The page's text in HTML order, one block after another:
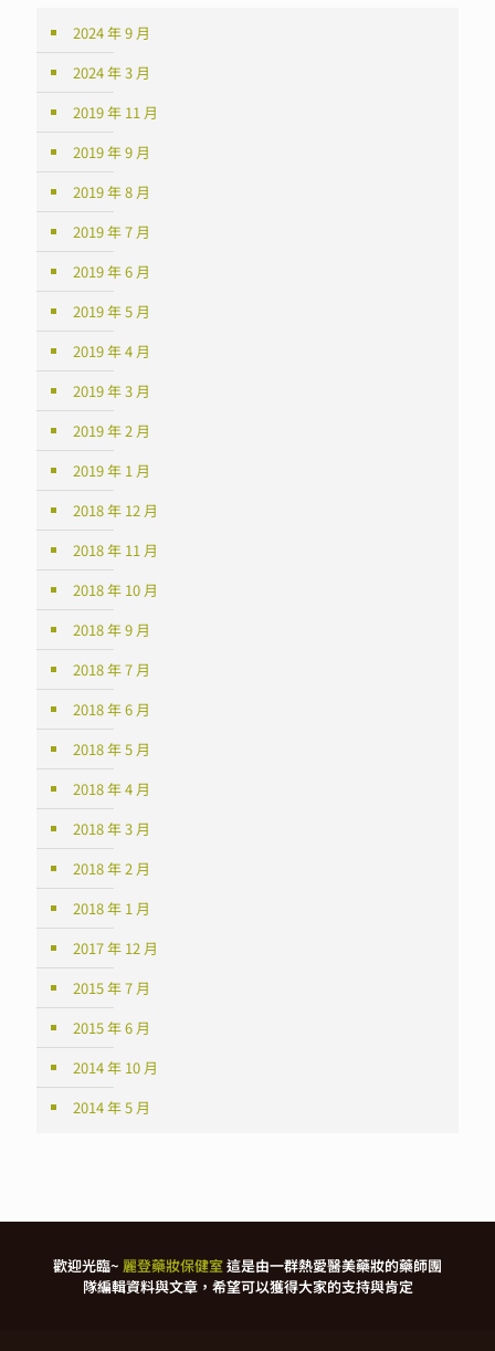
2024 年 9 月
2024 年 3 月
2019 年 11 月
2019 年 9 月
2019 年 8 月
2019 年 7 月
2019 年 6 月
2019 年 5 月
2019 年 4 月
2019 年 3 月
2019 年 2 月
2019 年 1 月
2018 年 12 月
2018 年 11 月
2018 年 10 月
2018 年 9 月
2018 年 7 月
2018 年 6 月
2018 年 5 月
2018 年 4 月
2018 年 3 月
2018 年 2 月
2018 年 1 月
2017 年 12 月
2015 年 7 月
2015 年 6 月
2014 年 10 月
2014 年 5 月
歡迎光臨~ 麗登藥妝保健室這是由一群熱愛醫美藥妝的藥師團
隊編輯資料與文章，希望可以獲得大家的支持與肯定